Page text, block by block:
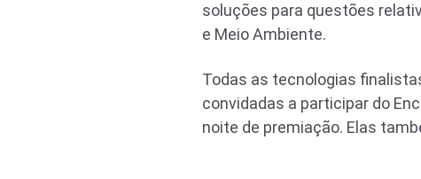
soluções para questões
e Meio Ambiente.
Todas as tecnologias
convidadas a participar do
noite de premiação. Elas